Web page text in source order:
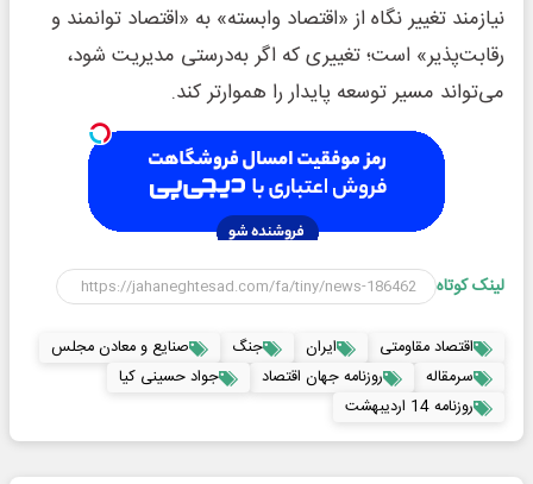
نیازمند تغییر نگاه از «اقتصاد وابسته» به «اقتصاد توانمند و
رقابت‌پذیر» است؛ تغییری که اگر به‌درستی مدیریت شود،
می‌تواند مسیر توسعه پایدار را هموارتر کند.
لینک کوتاه
اقتصاد مقاومتی ایران جنگ
صنایع و معادن مجلس
سرمقاله
روزنامه جهان اقتصاد
جواد حسینی کیا
روزنامه 14 اردیبهشت